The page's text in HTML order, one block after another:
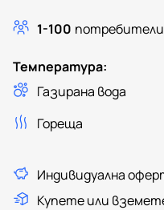
1-100 потребители
Температура:
Газирана вода
Гореща
Индивидуална
Купете или